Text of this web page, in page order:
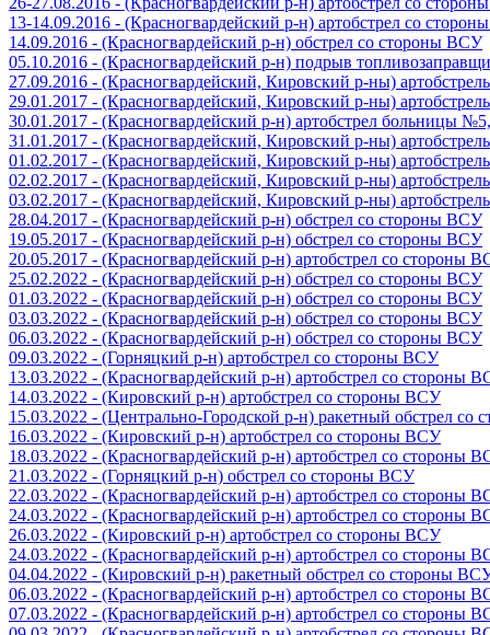
13-14.09.2016 - (Красногвардейский р-н) артобстрел со
14.09.2016 - (Красногвардейский р-н) обстрел со стороны ВСУ
05.10.2016 - (Красногвардейский р-н) подрыв
27.09.2016 - (Красногвардейский, Кировский р-ны)
29.01.2017 - (Красногвардейский, Кировский р-ны)
30.01.2017 - (Красногвардейский р-н) артобстрел больницы
31.01.2017 - (Красногвардейский, Кировский р-ны)
01.02.2017 - (Красногвардейский, Кировский р-ны)
02.02.2017 - (Красногвардейский, Кировский р-ны)
03.02.2017 - (Красногвардейский, Кировский р-ны)
28.04.2017 - (Красногвардейский р-н) обстрел со стороны ВСУ
19.05.2017 - (Красногвардейский р-н) обстрел со стороны ВСУ
20.05.2017 - (Красногвардейский р-н) артобстрел со стороны
25.02.2022 - (Красногвардейский р-н) обстрел со стороны ВСУ
01.03.2022 - (Красногвардейский р-н) обстрел со стороны ВСУ
03.03.2022 - (Красногвардейский р-н) обстрел со стороны ВСУ
06.03.2022 - (Красногвардейский р-н) обстрел со стороны ВСУ
09.03.2022 - (Горняцкий р-н) артобстрел со стороны ВСУ
13.03.2022 - (Красногвардейский р-н) артобстрел со стороны
14.03.2022 - (Кировский р-н) артобстрел со стороны ВСУ
15.03.2022 - (Центрально-Городской р-н) ракетный обстрел со
16.03.2022 - (Кировский р-н) артобстрел со стороны ВСУ
18.03.2022 - (Красногвардейский р-н) артобстрел со стороны
21.03.2022 - (Горняцкий р-н) обстрел со стороны ВСУ
22.03.2022 - (Красногвардейский р-н) артобстрел со стороны
24.03.2022 - (Красногвардейский р-н) артобстрел со стороны
26.03.2022 - (Кировский р-н) артобстрел со стороны ВСУ
24.03.2022 - (Красногвардейский р-н) артобстрел со стороны
04.04.2022 - (Кировский р-н) ракетный обстрел со стороны
06.03.2022 - (Красногвардейский р-н) артобстрел со стороны
07.03.2022 - (Красногвардейский р-н) артобстрел со стороны